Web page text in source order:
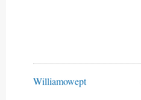
Williamowept